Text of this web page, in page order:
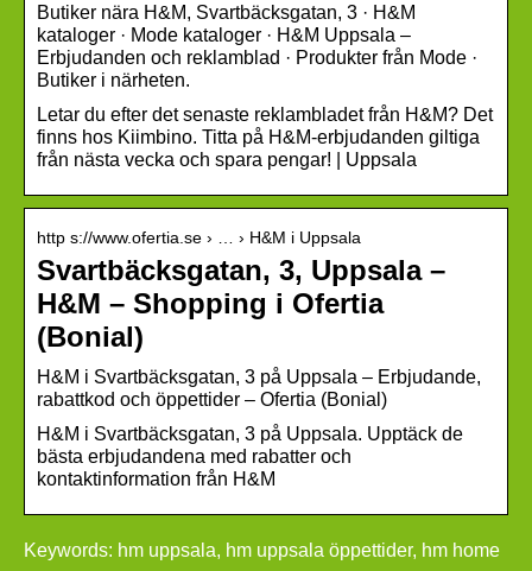
Butiker nära H&M, Svartbäcksgatan, 3 · H&M
kataloger · Mode kataloger · H&M Uppsala –
Erbjudanden och reklamblad · Produkter från Mode ·
Butiker i närheten.
Letar du efter det senaste reklambladet från H&M? Det
finns hos Kiimbino. Titta på H&M-erbjudanden giltiga
från nästa vecka och spara pengar! | Uppsala
http s://www.ofertia.se › … › H&M i Uppsala
Svartbäcksgatan, 3, Uppsala –
H&M – Shopping i Ofertia
(Bonial)
H&M i Svartbäcksgatan, 3 på Uppsala – Erbjudande,
rabattkod och öppettider – Ofertia (Bonial)
H&M i Svartbäcksgatan, 3 på Uppsala. Upptäck de
bästa erbjudandena med rabatter och
kontaktinformation från H&M
Keywords: hm uppsala, hm uppsala öppettider, hm home